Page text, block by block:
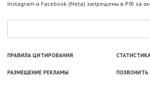
Instagram и Facebook (Metа) запрещены в РФ за
ПРАВИЛА ЦИТИРОВАНИЯ
РАЗМЕЩЕНИЕ РЕКЛАМЫ ПОЗВОНИТЬ